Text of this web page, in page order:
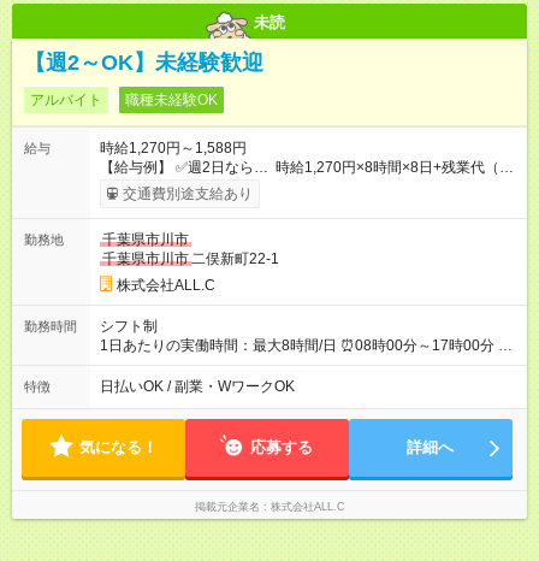
未読
【週2～OK】未経験歓迎
アルバイト 職種未経験OK
給与
時給1,270円～1,588円
【給与例】 ✅週2日なら… 時給1,270円×8時間×8日+残業代（7
時間分）=月収92,396円 ✅週5日なら… 時給1,270円×8時間×21
日+残業代（20時間分）=月収245,120円 ✴️月末締、翌月20日払
間】試用期間なし
交通費別途支給あり
勤務地
千葉県市川市
千葉県市川市二俣新町22-1
株式会社ALL.C
勤務時間
シフト制
1日あたりの実働時間：最大8時間/日 ⏰08時00分～17時00分 ⏰
09時00分～18時00分 ✳️月～土のシフト制 ✳️週2日～OK ✳️休憩1
時間
特徴 日払いOK / 副業・WワークOK
気になる！ 応募する 詳細へ
掲載元企業名 株式会社ALL.C